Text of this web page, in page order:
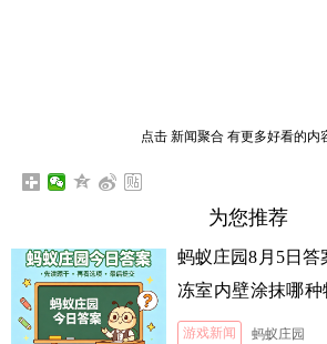
点击 新闻聚合有更多好看的内
为您推荐
蚂蚁庄园8月5日
冻室内壁涂抹哪
霜的难度
游戏新闻 蚂蚁庄园